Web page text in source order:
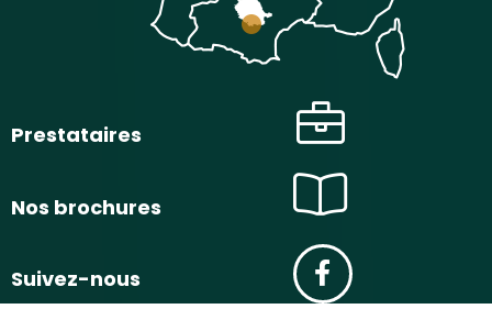
Prestataires
Nos brochures
Suivez-nous